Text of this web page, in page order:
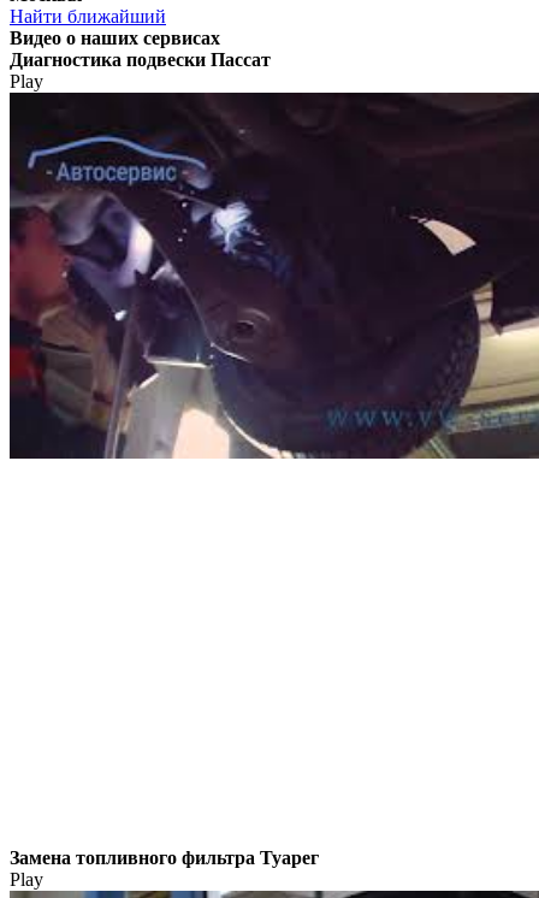
Найти ближайший
Видео о наших сервисах
Диагностика подвески Пассат
Play
Замена топливного фильтра Туарег
Play